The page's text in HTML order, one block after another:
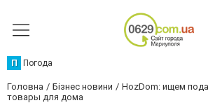
П Погода
Головна Бізнес новини
HozDom: ищем
товары для дома